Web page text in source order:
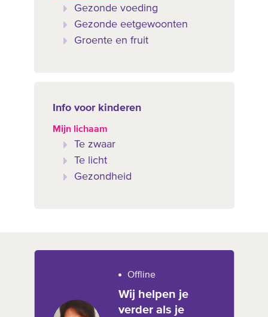
Gezonde voeding
Gezonde eetgewoonten
Groente en fruit
Info voor kinderen
Mijn lichaam
Te zwaar
Te licht
Gezondheid
Offline
Wij helpen je
verder als je